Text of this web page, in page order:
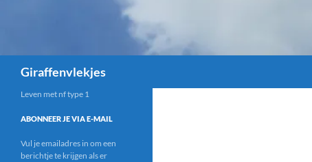
Giraffenvlekjes
Leven met nf type 1
ABONNEER JE VIA E-MAIL
Vul je emailadres in om een
berichtje te krijgen als er